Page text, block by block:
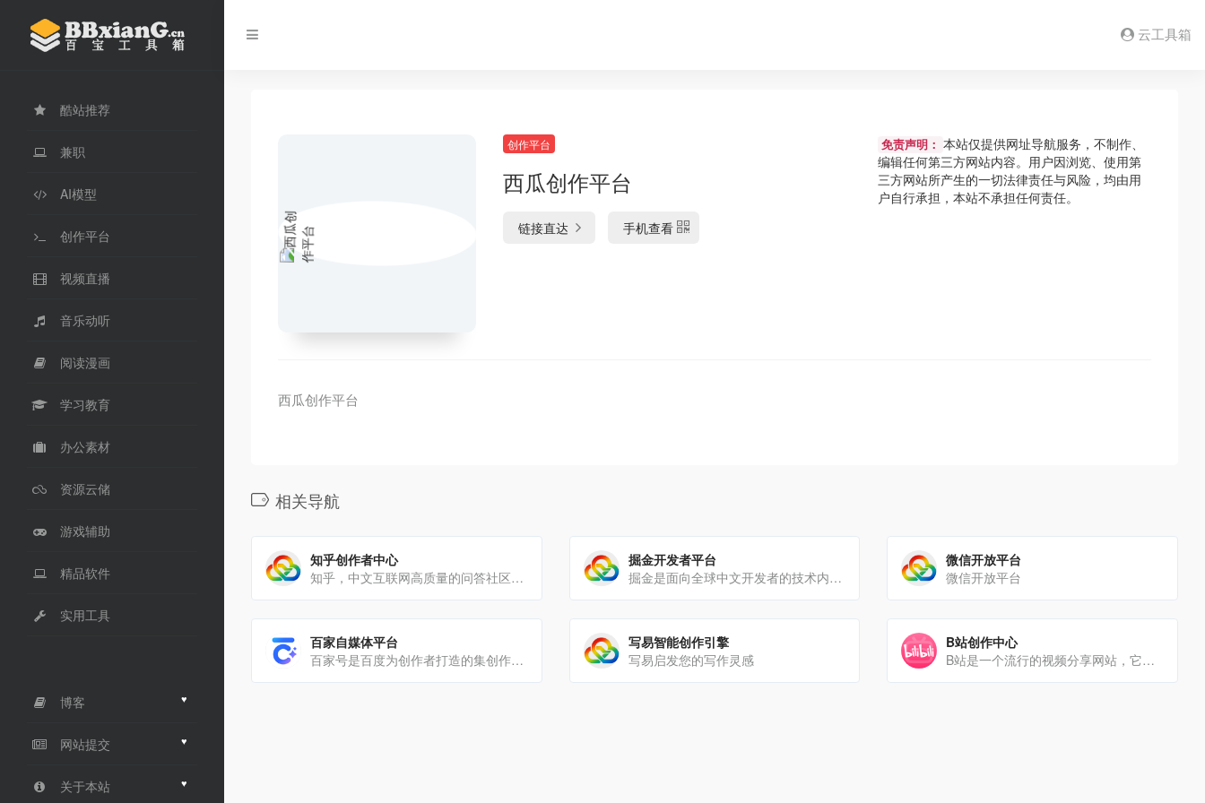
酷站推荐
兼职
AI模型
创作平台
视频直播
音乐动听
阅读漫画
学习教育
办公素材
资源云储
游戏辅助
精品软件
实用工具
博客 ♥
网站提交 ♥
关于本站 ♥
云工具箱
创作平台
西瓜创作平台
链接直达 手机查看
免责声明：
本站仅提供网址导航服务，不制作、
编辑任何第三方网站内容。用户因浏览、使用第
三方网站所产生的一切法律责任与风险，均由用
户自行承担，本站不承担任何责任。
西瓜创作平台
相关导航
知乎创作者中心
知乎，中文互联网高质量的问答社区和创作者聚集的原创内容平台，于2011年1月正式上线，以「让人们更好的[…]
掘金开发者平台
掘金是面向全球中文开发者的技术内容分享与交流平台。我们通过技术文章、沸点、课程、直播等产品和服务，打造一个激发[…]
微信开放平台
微信开放平台
百家自媒体平台
百家号是百度为创作者打造的集创作、发布、变现于一体的内容创作平台，也是众多企业实现营销转化的运营新阵地
写易智能创作引擎
写易启发您的写作灵感
B站创作中心
B站是一个流行的视频分享网站，它的用户群体非常广泛，从年轻的学生到职场人士都有。作为一个视频分享平台，B站可以[…]